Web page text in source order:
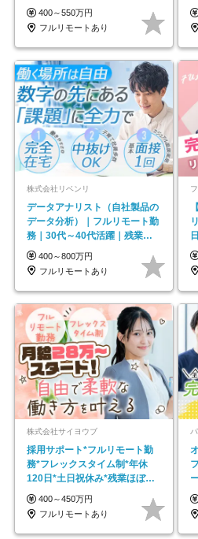
モートOK
400～550万円
フルリモートあり
#
株式会社リベンリ
データアナリスト（自社製品の
データ分析）｜フルリモート勤
務｜30代～40代活躍｜残業少
なめ｜子育て社員多数活躍
400～800万円
フルリモートあり
株式会社サイヨウブ
採用サポート*フルリモート勤
務*フレックスタイム制*年休
120日*土日祝休み*残業ほぼな
し*育児中社員8割以上
400～450万円
フルリモートあり